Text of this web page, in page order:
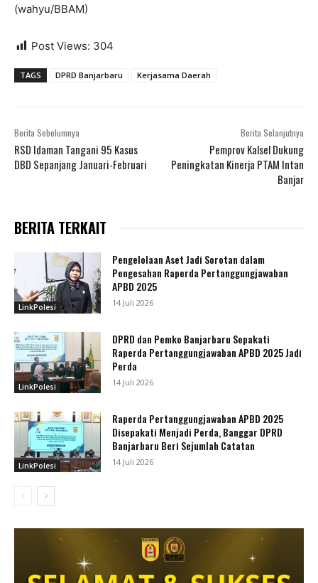
(wahyu/BBAM)
Post Views: 304
TAGS DPRD Banjarbaru Kerjasama Daerah
Berita Sebelumnya
RSD Idaman Tangani 95 Kasus
DBD Sepanjang Januari-Februari
Berita Selanjutnya
Pemprov Kalsel Dukung
Peningkatan Kinerja PTAM Intan
Banjar
BERITA TERKAIT
LinkPolesi
Pengelolaan Aset Jadi Sorotan dalam
Pengesahan Raperda Pertanggungjawaban
APBD 2025
14 Juli 2026
LinkPolesi
DPRD dan Pemko Banjarbaru Sepakati
Raperda Pertanggungjawaban APBD 2025 Jadi
Perda
14 Juli 2026
LinkPolesi
Raperda Pertanggungjawaban APBD 2025
Disepakati Menjadi Perda, Banggar DPRD
Banjarbaru Beri Sejumlah Catatan
14 Juli 2026